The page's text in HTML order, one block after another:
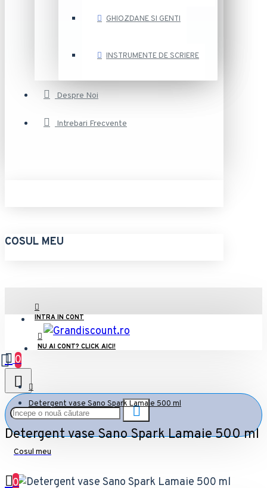
GHIOZDANE SI GENTI
INSTRUMENTE DE SCRIERE
Despre Noi
Intrebari Frecvente
COSUL MEU
INTRA IN CONT
NU AI CONT? CLICK AICI!
0
Cosul meu
0
Detergent vase Sano Spark Lamaie 500 ml
Detergent vase Sano Spark Lamaie 500 ml